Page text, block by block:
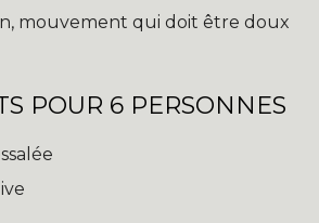
mouvement qui doit être doux
POUR 6 PERSONNES